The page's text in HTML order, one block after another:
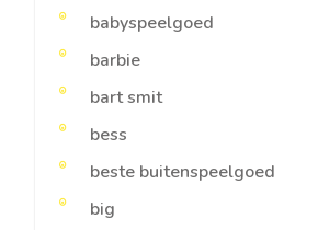
babyspeelgoed
barbie
bart smit
bess
beste buitenspeelgoed
big